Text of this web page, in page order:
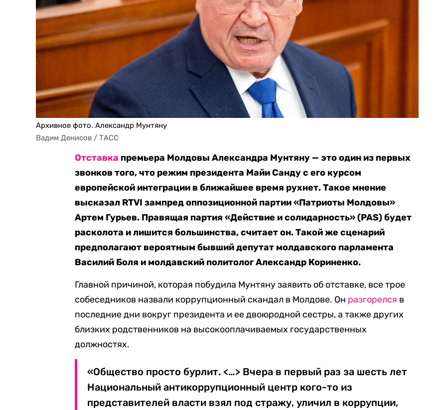
Архивное фото. Александр Мунтяну
Вадим Денисов / ТАСС
Отставка премьера Молдовы Александра Мунтяну — это один из первых
звонков того, что режим президента Майи Санду с его курсом
европейской интеграции в ближайшее время рухнет. Такое мнение
высказал RTVI зампред оппозиционной партии «Патриоты Молдовы»
Артем Гурьев. Правящая партия «Действие и солидарность» (PAS) будет
расколота и лишится большинства, считает он. Такой же сценарий
предполагают вероятным бывший депутат молдавского парламента
Василий Боля и молдавский политолог Александр Кориненко.
Главной причиной, которая побудила Мунтяну заявить об отставке, все трое
собеседников назвали коррупционный скандал в Молдове. Он разгорелся в
последние дни вокруг президента и ее двоюродной сестры, а также других
близких родственников на высокооплачиваемых государственных
должностях.
«Общество просто бурлит. <…> Вчера в первый раз за шесть лет
Национальный антикоррупционный центр кого-то из
представителей власти взял под стражу, уличил в коррупции,